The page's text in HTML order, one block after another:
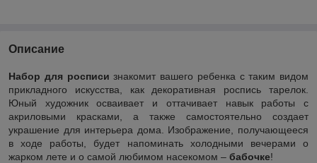
Описание
Набор для росписи знакомит вашего ребенка с таким видом
прикладного искусства, как декоративная роспись тарелок.
Юный художник осваивает и оттачивает навык работы с
акриловыми красками, а также самостоятельно создает
украшение для интерьера дома. Изображение, получающееся
в ходе работы, будет напоминать холодными вечерами о
жарком лете и о самой любимом насекомом – бабочке!